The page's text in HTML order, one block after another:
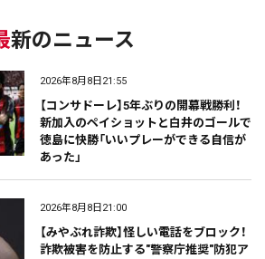
最新のニュース
2026年8月8日21:55
【コンサドーレ】5年ぶりの開幕戦勝利！
新加入のペイショットと白井のゴールで
徳島に快勝「いいプレーができる自信が
あった」
2026年8月8日21:00
【みやぶれ詐欺】怪しい電話をブロック！
詐欺被害を防止する"警察庁推奨"防犯ア